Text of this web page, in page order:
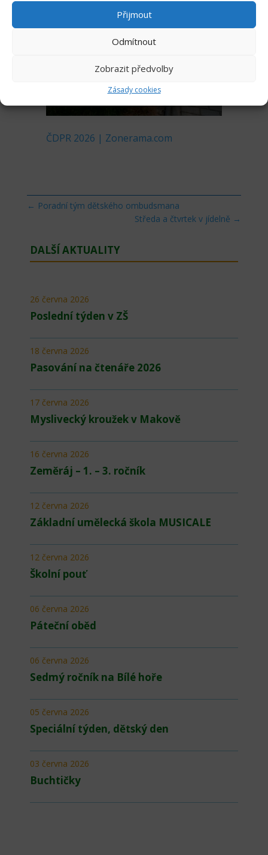
Přijmout
Odmítnout
Zobrazit předvolby
Zásady cookies
ČDPR 2026 | Zonerama.com
← Poradní tým dětského ombudsmana
Středa a čtvrtek v jídelně →
DALŠÍ AKTUALITY
Poslední týden v ZŠ
26 června 2026
Pasování na čtenáře 2026
18 června 2026
Myslivecký kroužek v Makově
17 června 2026
Zeměráj – 1. – 3. ročník
16 června 2026
Základní umělecká škola MUSICALE
12 června 2026
Školní pouť
12 června 2026
Páteční oběd
06 června 2026
Sedmý ročník na Bílé hoře
06 června 2026
Speciální týden, dětský den
05 června 2026
Buchtičky
03 června 2026